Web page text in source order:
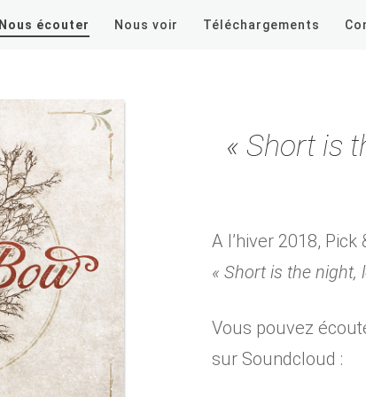
Nous écouter Nous voir Téléchargements
« Short is
A l’hiver 2018,
« Short is the night,
Vous pouvez
sur Soundcloud :